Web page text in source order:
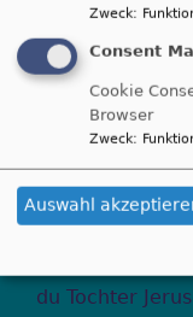
https://
Konzert
Jauchze, du
du Tochter
Zweck:
Consent
Cookie
Browser
Zweck:
Auswahl